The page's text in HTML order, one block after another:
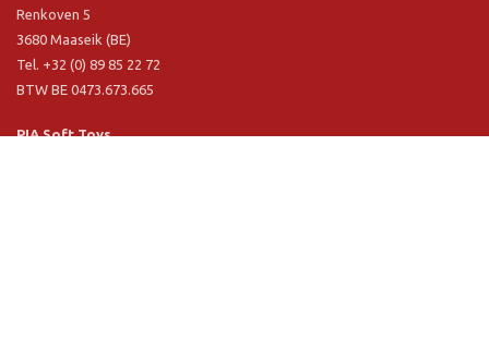
Renkoven 5
3680 Maaseik (BE)
Tel. +32 (0) 89 85 22 72
BTW BE 0473.673.665
PIA Soft Toys